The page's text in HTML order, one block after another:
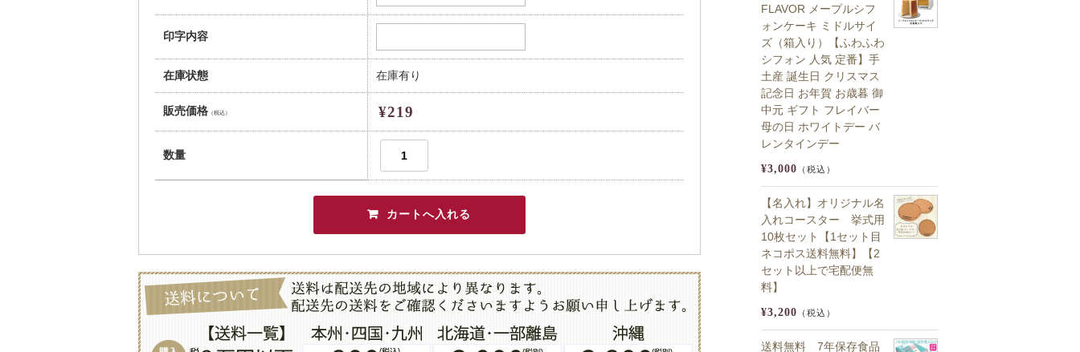
印字内容
在庫状態 在庫有り
販売価格（税込） ¥219
数量
FLAVOR メープルシフ
ォンケーキ ミドルサイ
ズ（箱入り）【ふわふわ
シフォン 人気 定番】手
土産 誕生日 クリスマス
記念日 お年賀 お歳暮 御
中元 ギフト フレイバー
母の日 ホワイトデー バ
レンタインデー
¥3,000 （税込）
【名入れ】オリジナル名
入れコースター 挙式用
10枚セット【1セット目
ネコポス送料無料】【2
セット以上で宅配便無
料】
¥3,200 （税込）
送料無料 7年保存食品